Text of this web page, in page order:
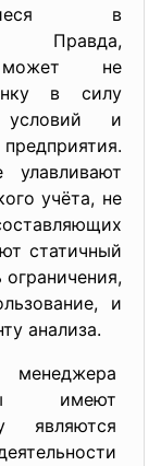
в
Правда,
может не
в силу
условий и
улавливают
учёта, не
статичный
и
анализа.
имеют
являются